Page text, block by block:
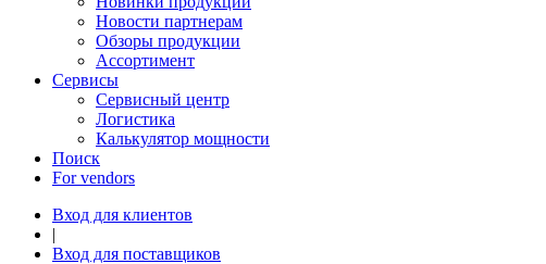
Новости партнерам
Обзоры продукции
Ассортимент
Сервисы
Сервисный центр
Логистика
Калькулятор мощности
Поиск
For vendors
Вход для клиентов
|
Вход для поставщиков